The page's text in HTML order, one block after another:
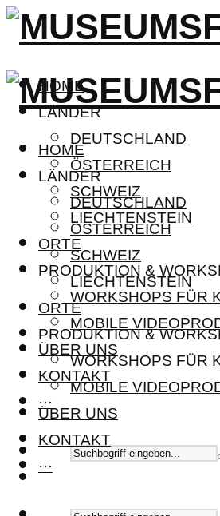
HOME
LÄNDER
DEUTSCHLAND
ÖSTERREICH
SCHWEIZ
LIECHTENSTEIN
ORTE
PRODUKTION &
WORKSHOPS FÜR
MOBILE
ÜBER UNS
KONTAKT
···
HOME
LÄNDER
DEUTSCHLAND
ÖSTERREICH
SCHWEIZ
LIECHTENSTEIN
ORTE
PRODUKTION &
WORKSHOPS FÜR
MOBILE
ÜBER UNS
KONTAKT
···